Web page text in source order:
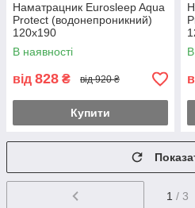
Наматрацник Eurosleep Aqua
Protect (водонепроникний)
120х190
В наявності
від 828 ₴ від 920 ₴
Купити
1 / 3